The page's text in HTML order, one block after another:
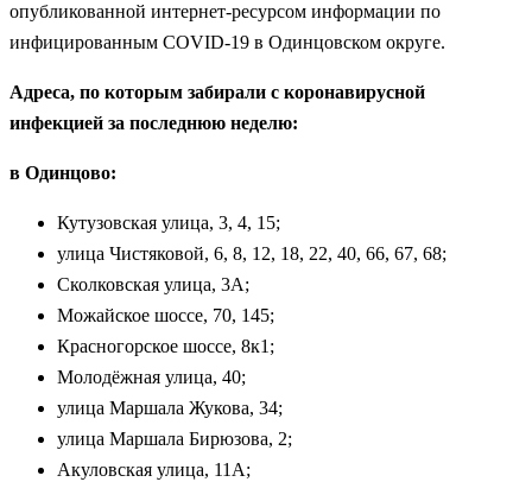
опубликованной интернет-ресурсом информации по
инфицированным COVID-19 в Одинцовском округе.
Адреса, по которым забирали с коронавирусной
инфекцией за последнюю неделю:
в Одинцово:
Кутузовская улица, 3, 4, 15;
улица Чистяковой, 6, 8, 12, 18, 22, 40, 66, 67, 68;
Сколковская улица, 3А;
Можайское шоссе, 70, 145;
Красногорское шоссе, 8к1;
Молодёжная улица, 40;
улица Маршала Жукова, 34;
улица Маршала Бирюзова, 2;
Акуловская улица, 11А;